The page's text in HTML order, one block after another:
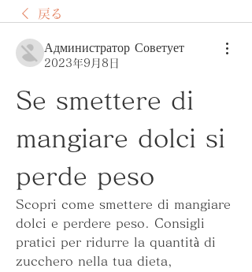
戻る
Администратор Советует
2023年9月8日
Se smettere di
mangiare dolci si
perde peso
Scopri come smettere di mangiare
dolci e perdere peso. Consigli
pratici per ridurre la quantità di
zucchero nella tua dieta,